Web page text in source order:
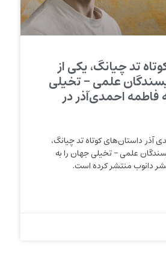
تد چیانگ، یکی از
علمی – تخیلی
فاطمه احمدی‌آذر در
آذر داستان‌های کوتاه تد چیانگ،
علمی – تخیلی جهان را به
دانوب منتشر کرده است.